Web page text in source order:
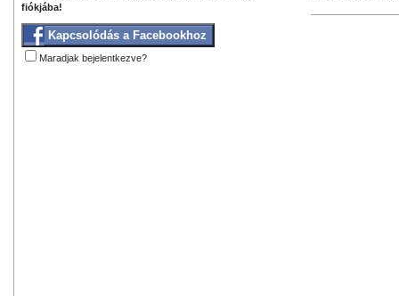
fiókjába!
Kapcsolódás a Facebookhoz
Maradjak bejelentkezve?